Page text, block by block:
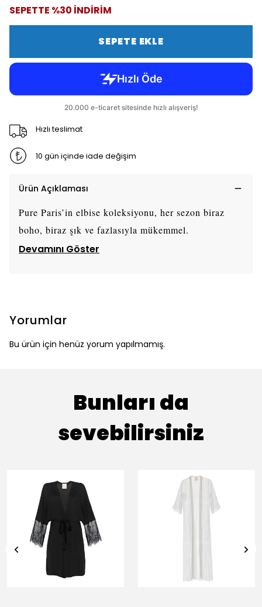
SEPETTE %30 İNDİRİM
SEPETE EKLE
Hızlı teslimat
10 gün içinde iade değişim
Ürün Açıklaması
Pure Paris’in elbise koleksiyonu, her sezon biraz
boho, biraz şık ve fazlasıyla mükemmel.
Devamını Göster
Yorumlar
Bu ürün için henüz yorum yapılmamış.
Bunları da
sevebilirsiniz